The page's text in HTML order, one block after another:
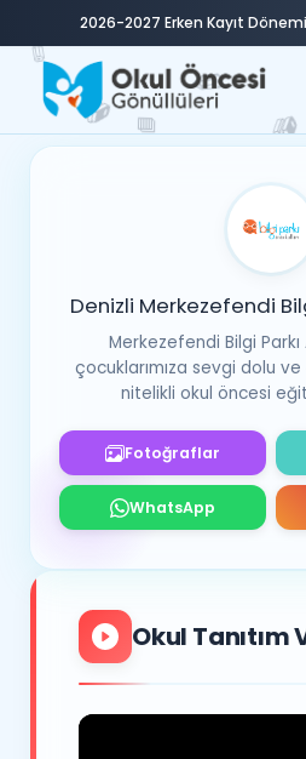
2026-2027 Erken Kayıt
✏️
📚 📘
✏️
📚
✏️
Denizli Merkezefendi
Merkezefendi Bilgi
çocuklarımıza sevgi dolu
nitelikli okul öncesi
Fotoğraflar
WhatsApp
Okul Tanıtım